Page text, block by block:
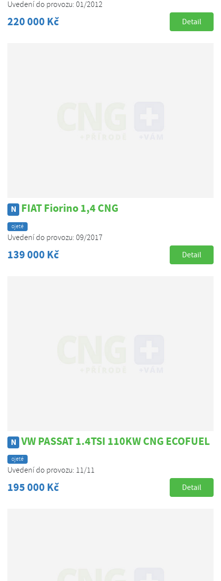
Uvedení do provozu: 01/2012
220 000 Kč Detail
N FIAT Fiorino 1,4 CNG
ojeté
Uvedení do provozu: 09/2017
139 000 Kč Detail
N VW PASSAT 1.4TSI 110KW CNG ECOFUEL
ojeté
Uvedení do provozu: 11/11
195 000 Kč Detail